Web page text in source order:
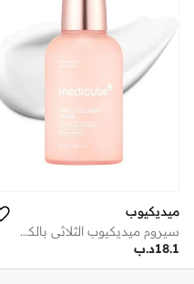
ميديكيوب
سيروم ميديكيوب الثلاثي بالكولاجين 4.0
د.ب18.1